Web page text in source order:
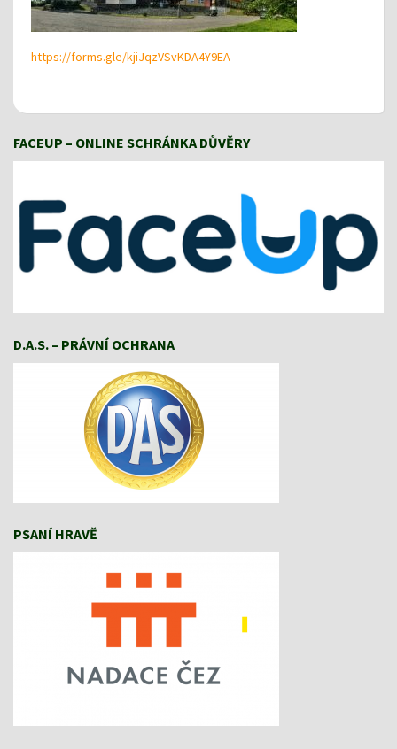
https://forms.gle/kjiJqzVSvKDA4Y9EA
FACEUP – ONLINE SCHRÁNKA DŮVĚRY
D.A.S. – PRÁVNÍ OCHRANA
PSANÍ HRAVĚ